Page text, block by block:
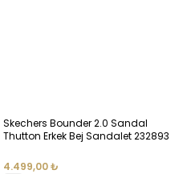
Skechers Bounder 2.0 Sandal
Thutton Erkek Bej Sandalet 232893
4.499,00₺